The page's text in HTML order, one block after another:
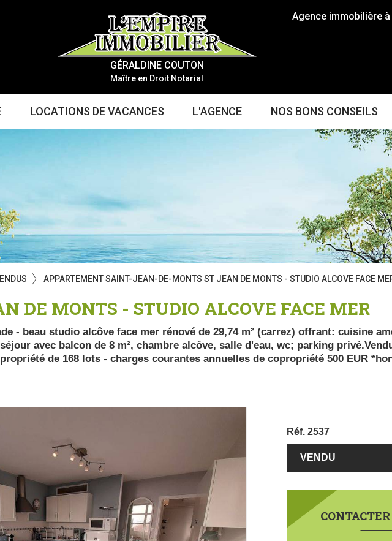
Agence immobilière
GÉRALDINE COUTON
Maître en Droit Notarial
LOCATIONS DE VACANCES L'AGENCE NOS BONS CONSEILS
APPARTEMENT SAINT-JEAN-DE-MONTS ST JEAN DE MONTS - STUDIO ALCOVE FACE
DE MONTS - STUDIO ALCOVE FACE MER
- beau studio alcôve face mer rénové de 29,74 m² (carrez) offrant: cuisine
avec balcon de 8 m², chambre alcôve, salle d'eau, wc; parking
de 168 lots - charges courantes annuelles de copropriété 500 EUR
Réf. 2537
€
129700